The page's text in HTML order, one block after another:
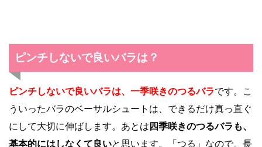
ピンチしないで良いバラは？
ピンチしないで良いバラは、一季咲きのつるバラです。こ
ういったバラのベーサルシュートは、できるだけ真っ直ぐ
にして大切に伸ばします。あとは 四季咲きのつるバラも、
基本的にはしなくて良いと思います。「つる」なので、長